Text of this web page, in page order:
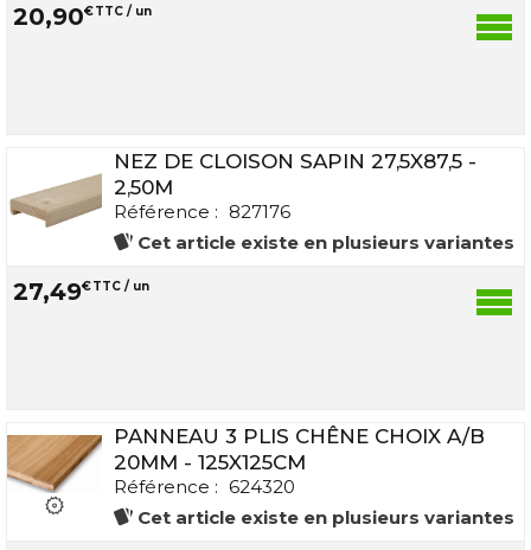
20,90€TTC / un
NEZ DE CLOISON SAPIN 27,5X87,5 -
2,50M
Référence : 827176
Cet article existe en plusieurs variantes
27,49€TTC / un
PANNEAU 3 PLIS CHÊNE CHOIX A/B
20MM - 125X125CM
Référence : 624320
Cet article existe en plusieurs variantes